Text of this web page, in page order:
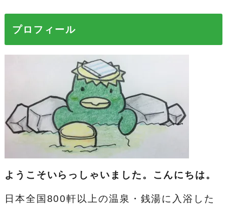
プロフィール
ようこそいらっしゃいました。こんにちは。
日本全国800軒以上の温泉・銭湯に入浴した